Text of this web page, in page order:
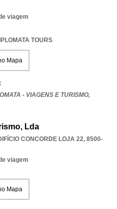
viagem
TOURS
Mapa
- VIAGENS E TURISMO,
Lda
CONCORDE LOJA 22, 8500-
viagem
Mapa